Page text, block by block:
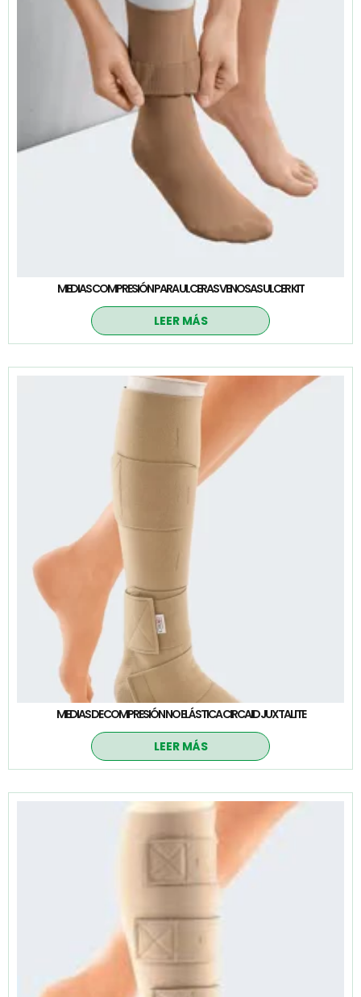
MEDIAS COMPRESIÓN PARA ULCERAS VENOSAS ULCER KIT
LEER MÁS
MEDIAS DE COMPRESIÓN NO ELÁSTICA CIRCAID JUXTALITE
LEER MÁS